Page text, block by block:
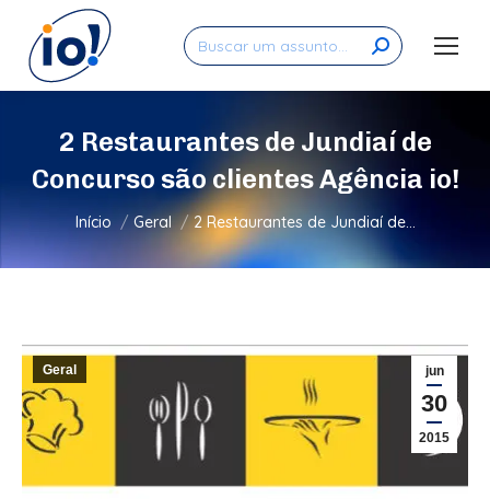
Search:
2 Restaurantes de Jundiaí de
Concurso são clientes Agência io!
Você está aqui:
Início Geral 2 Restaurantes de Jundiaí de…
jun
30
2015
Geral